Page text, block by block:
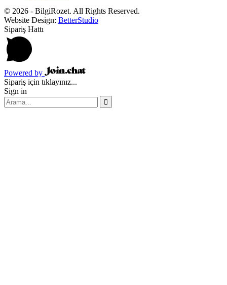
© 2026 - BilgiRozet. All Rights Reserved.
Website Design: BetterStudio
Sipariş Hattı
Powered by
Sipariş için tıklayınız...
Sign in